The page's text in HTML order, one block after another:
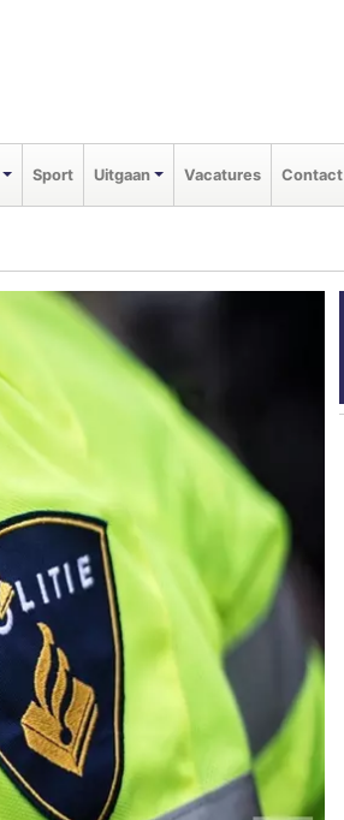
Sport Uitgaan Vacatures Contact